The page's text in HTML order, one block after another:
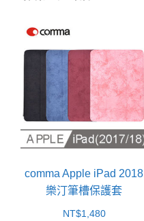
comma Apple iPad 2018
樂汀筆槽保護套
NT$1,480